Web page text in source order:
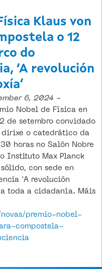
Klaus von
o 12
do
‘A revolución
6, 2024 -
Nobel de Física en
de setembro convidado
dirixe o catedrático da
horas no Salón Nobre
Instituto Max Planck
con sede en
‘A revolución
toda a cidadanía. Máis
premio-nobel-
compostela-